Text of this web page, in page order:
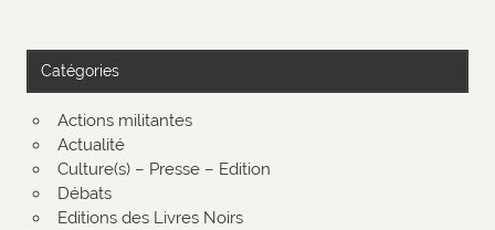
Catégories
Actions militantes
Actualité
Culture(s) – Presse – Edition
Débats
Editions des Livres Noirs